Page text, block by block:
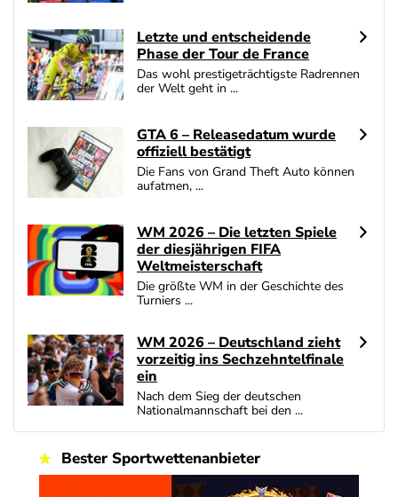
Letzte und entscheidende
Phase der Tour de France
Das wohl prestigeträchtigste Radrennen
der Welt geht in ...
GTA 6 – Releasedatum wurde
offiziell bestätigt
Die Fans von Grand Theft Auto können
aufatmen, ...
WM 2026 – Die letzten Spiele
der diesjährigen FIFA
Weltmeisterschaft
Die größte WM in der Geschichte des
Turniers ...
WM 2026 – Deutschland zieht
vorzeitig ins Sechzehntelfinale
ein
Nach dem Sieg der deutschen
Nationalmannschaft bei den ...
Bester Sportwettenanbieter